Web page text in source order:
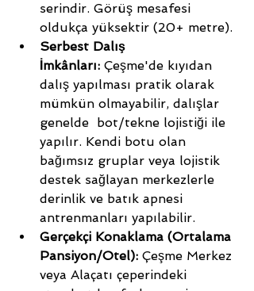
serindir. Görüş mesafesi
oldukça yüksektir (20+ metre).
Serbest Dalış
İmkânları: Çeşme'de kıyıdan
dalış yapılması pratik olarak
mümkün olmayabilir, dalışlar
genelde  bot/tekne lojistiği ile
yapılır. Kendi botu olan
bağımsız gruplar veya lojistik
destek sağlayan merkezlerle
derinlik ve batık apnesi
antrenmanları yapılabilir.
Gerçekçi Konaklama (Ortalama
Pansiyon/Otel): Çeşme Merkez
veya Alaçatı çeperindeki